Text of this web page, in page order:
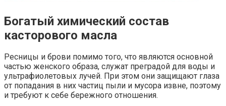
Богатый химический состав
касторового масла
Ресницы и брови помимо того, что являются основной
частью женского образа, служат преградой для воды и
ультрафиолетовых лучей. При этом они защищают глаза
от попадания в них частиц пыли и мусора извне, поэтому
и требуют к себе бережного отношения.